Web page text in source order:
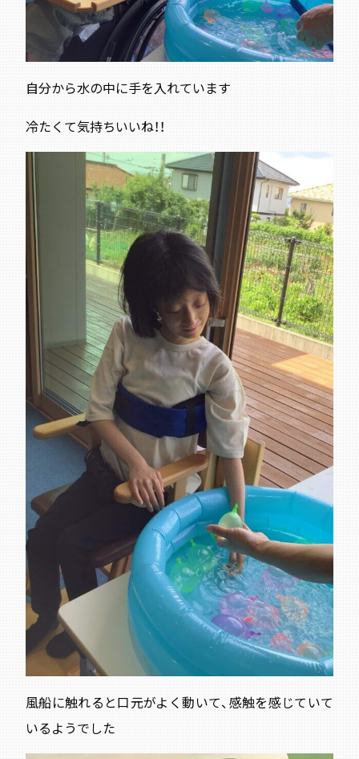
自分から水の中に手を入れています
冷たくて気持ちいいね！！
風船に触れると口元がよく動いて、感触を感じていて
いるようでした